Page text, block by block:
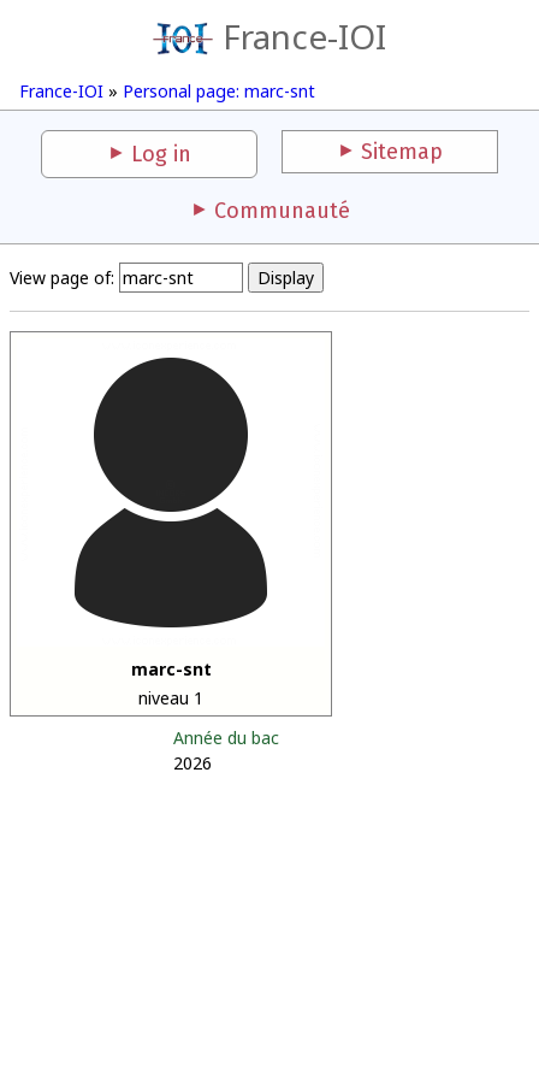
France-IOI
France-IOI » Personal page: marc-snt
Log in Sitemap
Communauté
View page of:
marc-snt
niveau 1
Année du bac
2026